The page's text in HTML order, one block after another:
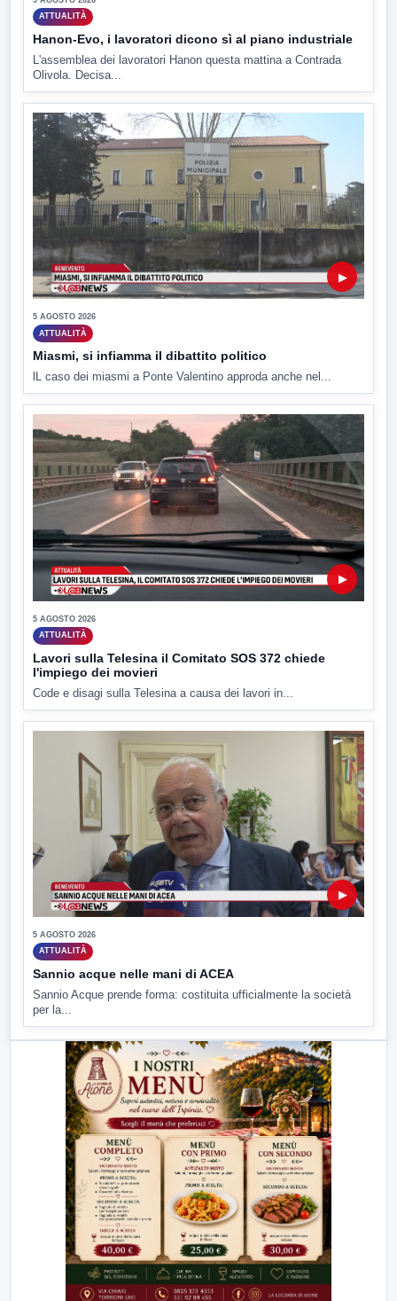
ATTUALITÀ
Hanon-Evo, i lavoratori dicono sì al piano industriale
L'assemblea dei lavoratori Hanon questa mattina a Contrada
Olivola. Decisa...
▶
5 AGOSTO 2026
ATTUALITÀ
Miasmi, si infiamma il dibattito politico
lL caso dei miasmi a Ponte Valentino approda anche nel...
▶
5 AGOSTO 2026
ATTUALITÀ
Lavori sulla Telesina il Comitato SOS 372 chiede
l'impiego dei movieri
Code e disagi sulla Telesina a causa dei lavori in...
▶
5 AGOSTO 2026
ATTUALITÀ
Sannio acque nelle mani di ACEA
Sannio Acque prende forma: costituita ufficialmente la società
per la...